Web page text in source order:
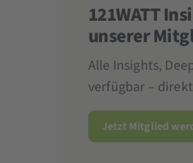
121WATT
unserer
Alle Insights,
verfügbar –
Jetzt Mitglied